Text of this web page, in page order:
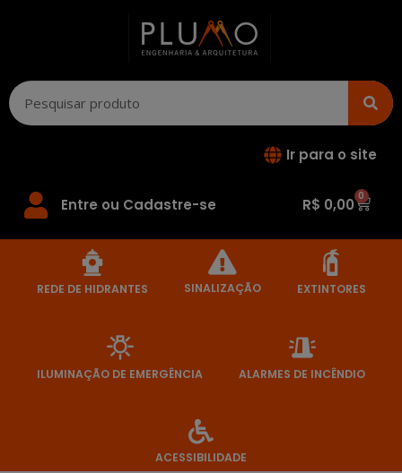
Ir para o site
Entre ou Cadastre-se R$ 0,00 0
REDE DE HIDRANTES SINALIZAÇÃO EXTINTORES
ILUMINAÇÃO DE EMERGÊNCIA ALARMES DE INCÊNDIO
ACESSIBILIDADE